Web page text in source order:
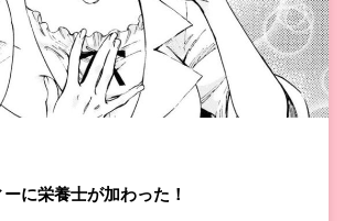
に栄養士が加わった！